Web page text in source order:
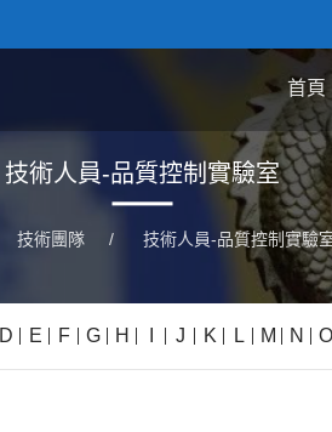
首頁
技術人員-品質控制實驗室
技術團隊 / 技術人員-品質控制實驗
D E F G H J K L M N O